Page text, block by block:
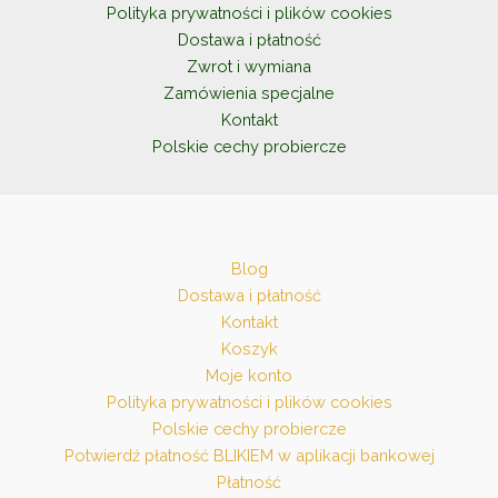
produktu
Polityka prywatności i plików cookies
Dostawa i płatność
Zwrot i wymiana
Zamówienia specjalne
Kontakt
Polskie cechy probiercze
Blog
Dostawa i płatność
Kontakt
Koszyk
Moje konto
Polityka prywatności i plików cookies
Polskie cechy probiercze
Potwierdź płatność BLIKIEM w aplikacji bankowej
Płatność